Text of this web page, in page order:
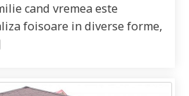
cand vremea este
foisoare in diverse forme,